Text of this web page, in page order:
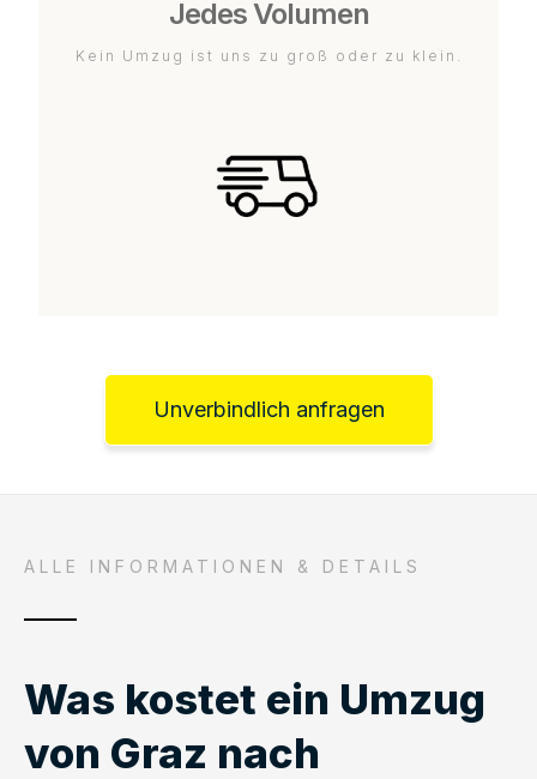
Jedes Volumen
Kein Umzug ist uns zu groß oder zu klein.
Unverbindlich anfragen
ALLE INFORMATIONEN & DETAILS
Was kostet ein Umzug
von Graz nach